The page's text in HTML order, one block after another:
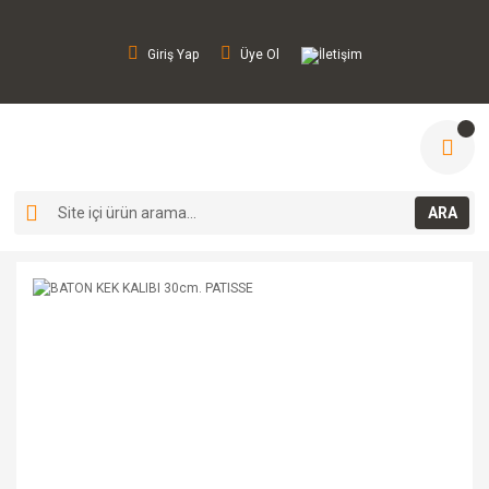
Giriş Yap Üye Ol İletişim
ARA